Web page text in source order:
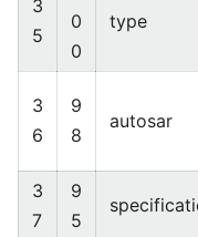
3
5
0
0
type
3
6
9
8
autosar
3
7
9
5